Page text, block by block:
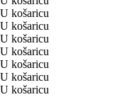
U košaricu
U košaricu
U košaricu
U košaricu
U košaricu
U košaricu
U košaricu